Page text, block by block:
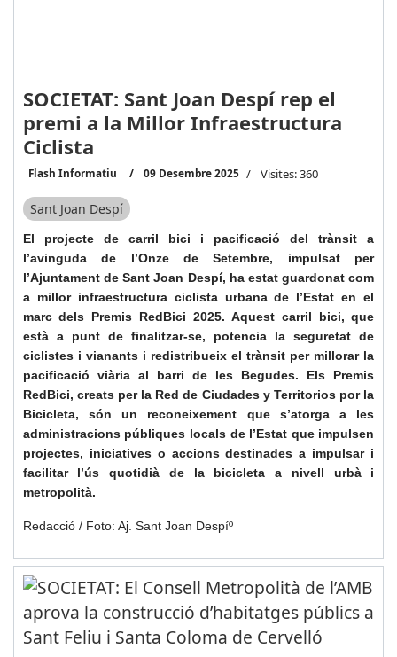
SOCIETAT: Sant Joan Despí rep el
premi a la Millor Infraestructura
Ciclista
Flash Informatiu 09 Desembre 2025 Visites: 360
Sant Joan Despí
El projecte de carril bici i pacificació del trànsit a
l’avinguda de l’Onze de Setembre, impulsat per
l’Ajuntament de Sant Joan Despí, ha estat guardonat com
a millor infraestructura ciclista urbana de l’Estat en el
marc dels Premis RedBici 2025. Aquest carril bici, que
està a punt de finalitzar-se, potencia la seguretat de
ciclistes i vianants i redistribueix el trànsit per millorar la
pacificació viària al barri de les Begudes. Els Premis
RedBici, creats per la Red de Ciudades y Territorios por la
Bicicleta, són un reconeixement que s’atorga a les
administracions públiques locals de l’Estat que impulsen
projectes, iniciatives o accions destinades a impulsar i
facilitar l’ús quotidià de la bicicleta a nivell urbà i
metropolità.
Redacció / Foto: Aj. Sant Joan Despíº